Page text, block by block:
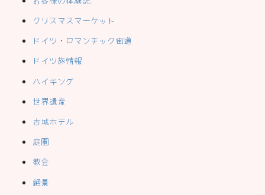
クリスマスマーケット
ドイツ・ロマンチック街道
ドイツ旅情報
ハイキング
世界遺産
古城ホテル
庭園
教会
絶景